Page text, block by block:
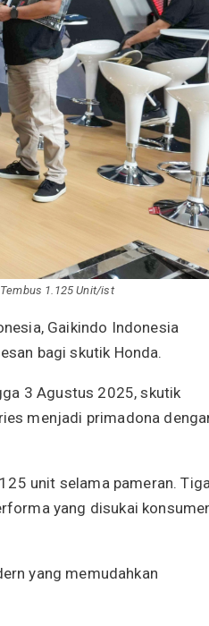
1.125 Unit/ist
Gaikindo Indonesia
bagi skutik Honda.
3 Agustus 2025, skutik
menjadi primadona
unit selama pameran.
yang disukai
yang memudahkan